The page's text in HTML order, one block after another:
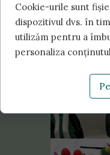
Cookie-urile sunt
dispozitivul dvs. în
utilizăm pentru a
personaliza